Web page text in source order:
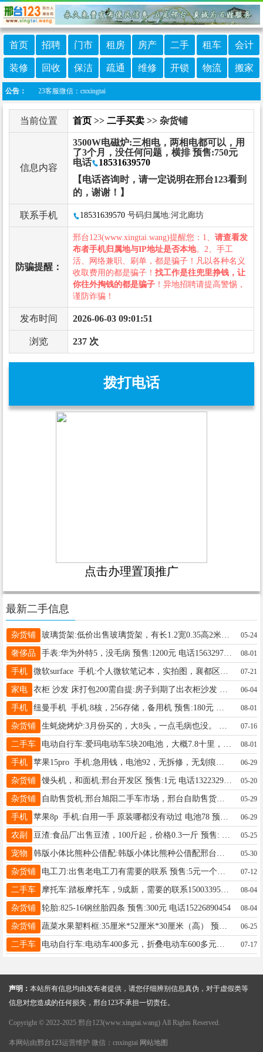
首页 招聘 门市 租房 房产 二手 租车 会计
装修 回收 保洁 疏通 维修 开锁 物流 搬家
公告：
加邢台123客服微信：cnxingtai
当前位置 首页 >> 二手买卖 >> 杂货铺
信息内容
3500W电磁炉:三相电，两相电都可以，用
了3个月，没任何问题，横排 预售:750元
电话
18531639570
【电话咨询时，请一定说明在邢台123看到
的，谢谢！】
联系手机 18531639570 号码归属地:河北廊坊
防骗提醒：
邢台123(www.xingtai.wang)提醒您：1、 请查看发
布者手机归属地与IP地址是否本地。2、手工
活、网络兼职、刷单，都是骗子！凡以各种名义
收取费用的都是骗子！ 找工作是往兜里挣钱，让
你往外掏钱的都是骗子 ！异地招聘请提高警惕，
谨防诈骗！
发布时间 2026-06-03 09:01:51
浏览 237 次
拨打电话
点击办理置顶推广
最新二手信息
杂货铺 玻璃货架:低价出售玻璃货架，有长1.2宽0.35高2米货架12个，1长1.22宽0.4高1.1米柜台货架12个 预售:100元 电话13931938595 05-24
奢侈品 手表:华为外特5，没毛病 预售:1200元 电话15632971185 08-01
手机 07-21
家电 06-04
手机 08-01
杂货铺 07-16
二手车 08-01
手机 06-29
杂货铺 馒头机，和面机:邢台开发区 预售:1元 电话13223299539 05-20
杂货铺 自助售货机:邢台旭阳二手车市场，邢台自助售货机总代理，，寻找合作伙伴，学校，医院，工厂食堂， 预售:2500元 电话13313192382 05-29
手机 06-29
农副 05-25
宠物 05-30
杂货铺 07-12
二手车 摩托车:踏板摩托车，9成新，需要的联系15003395944 预售:1800元 电话15003395944 08-04
杂货铺 轮胎:825-16钢丝胎四条 预售:300元 电话15226890454 08-04
杂货铺 06-25
二手车 电动自行车:电动车400多元，折叠电动车600多元，山地车，自行车100多，小孩车都有，摩托内外胎都有。 预售:66元 电话18831943087 07-17
声明： 本站所有信息均由发布者提供，请您仔细辨别信息真伪，对于虚假类等
信息对您造成的任何损失，邢台123不承担一切责任。
Copyright © 2022-2025 邢台123(www.xingtai.wang) All Rights Reserved.
本网站由邢台123运营维护 微信：cnxingtai 网站地图